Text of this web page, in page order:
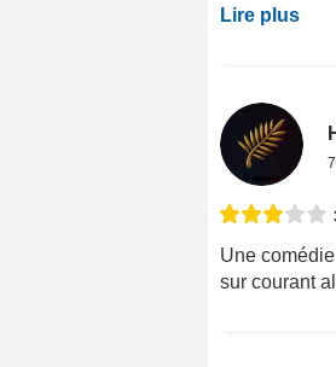
Lire plus
Une
sur courant